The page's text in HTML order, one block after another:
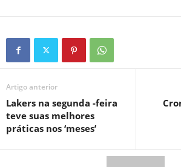
Artigo anterior
Lakers na segunda -feira
teve suas melhores
práticas nos ‘meses’